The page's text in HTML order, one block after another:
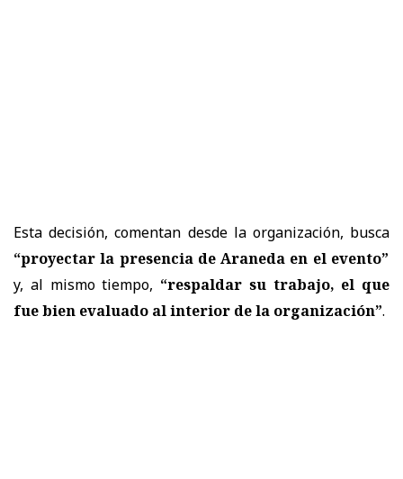
Esta decisión, comentan desde la organización, busca
“proyectar la presencia de Araneda en el evento”
y, al mismo tiempo, “respaldar su trabajo, el que
fue bien evaluado al interior de la organización”.